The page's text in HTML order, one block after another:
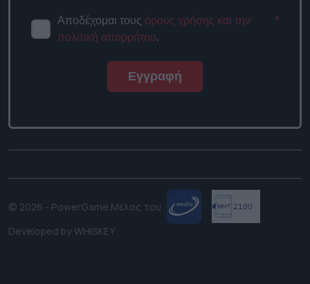
Αποδέχομαι τους όρους χρήσης και την
πολιτική απορρήτου.
*
Εγγραφή
© 2026 - PowerGame. Μέλος του
Developed by WHISKEY